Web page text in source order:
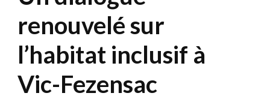
renouvelé sur
l’habitat inclusif à
Vic-Fezensac